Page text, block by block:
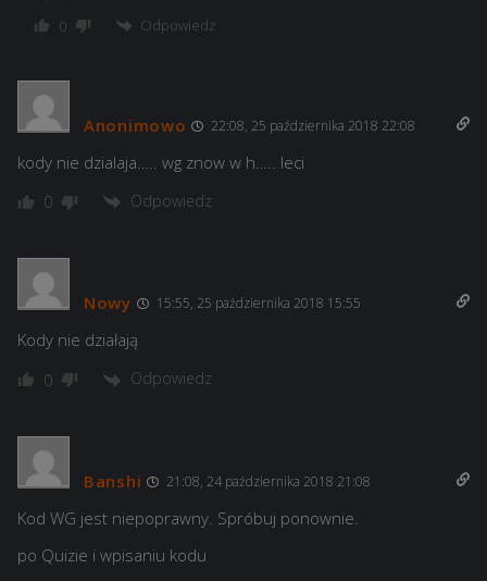
0 Odpowiedz
Anonimowo 22:08, 25 października 2018 22:08
kody nie dzialaja….. wg znow w h….. leci
0 Odpowiedz
Nowy 15:55, 25 października 2018 15:55
Kody nie działają
0 Odpowiedz
Banshi 21:08, 24 października 2018 21:08
Kod WG jest niepoprawny. Spróbuj ponownie.
po Quizie i wpisaniu kodu